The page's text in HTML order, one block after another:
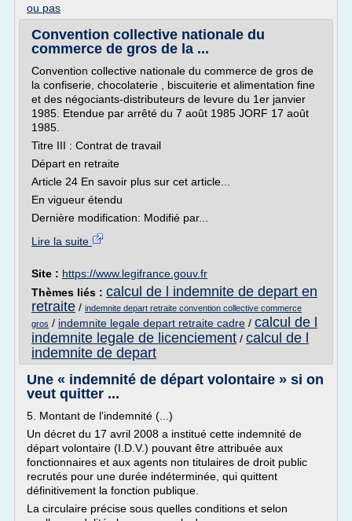
ou pas
Convention collective nationale du
commerce de gros de la ...
Convention collective nationale du commerce de gros de
la confiserie, chocolaterie , biscuiterie et alimentation fine
et des négociants-distributeurs de levure du 1er janvier
1985. Etendue par arrêté du 7 août 1985 JORF 17 août
1985.
Titre III : Contrat de travail
Départ en retraite
Article 24 En savoir plus sur cet article...
En vigueur étendu
Dernière modification: Modifié par...
Lire la suite
Site : https://www.legifrance.gouv.fr
Thèmes liés : calcul de l indemnite de depart en
retraite / indemnite depart retraite convention collective commerce
gros / indemnite legale depart retraite cadre / calcul de l
indemnite legale de licenciement / calcul de l
indemnite de depart
Une « indemnité de départ volontaire » si on
veut quitter ...
5. Montant de l'indemnité (...)
Un décret du 17 avril 2008 a institué cette indemnité de
départ volontaire (I.D.V.) pouvant être attribuée aux
fonctionnaires et aux agents non titulaires de droit public
recrutés pour une durée indéterminée, qui quittent
définitivement la fonction publique.
La circulaire précise sous quelles conditions et selon